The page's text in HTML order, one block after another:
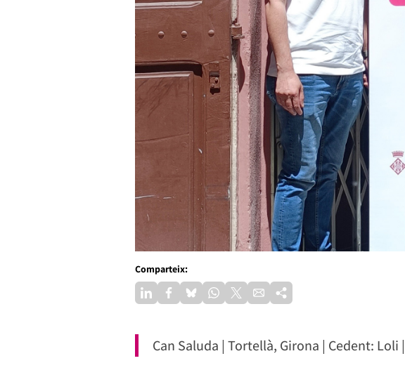
Comparteix:
Can Saluda | Tortellà, Girona | Cedent: